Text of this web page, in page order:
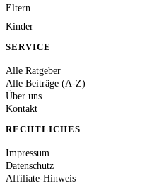
Eltern
Kinder
SERVICE
Alle Ratgeber
Alle Beiträge (A-Z)
Über uns
Kontakt
RECHTLICHES
Impressum
Datenschutz
Affiliate-Hinweis